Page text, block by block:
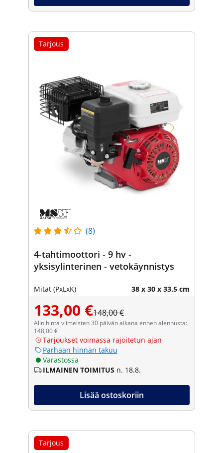
Tarjous
(8)
4-tahtimoottori - 9 hv -
yksisylinterinen - vetokäynnistys
Mitat (PxLxK) 38 x 30 x 33.5 cm
133,00 €148,00 €
Alin hinta viimeisten 30 päivän aikana ennen alennusta:
148,00 €
Tarjoukset voimassa rajoitetun ajan
Parhaan hinnan takuu
Varastossa
ILMAINEN TOIMITUS n. 18.8.
Lisää ostoskoriin
Tarjous